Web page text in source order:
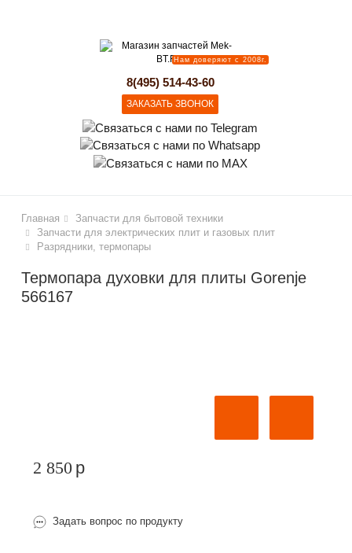
Нам доверяют с 2008г.
8(495) 514-43-60
ЗАКАЗАТЬ ЗВОНОК
Главная
Запчасти для бытовой техники
Запчасти для электрических плит и газовых плит
Разрядники, термопары
Термопара духовки для плиты Gorenje
566167
2 850 p
Задать вопрос по продукту